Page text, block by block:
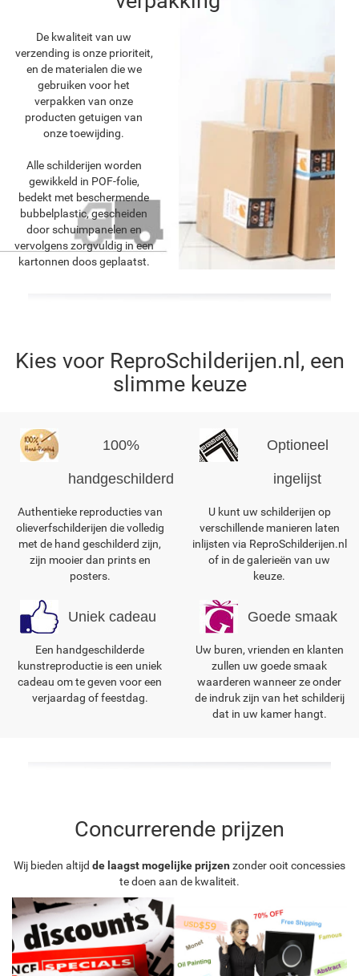
De kwaliteit van uw
verzending is onze prioriteit,
en de materialen die we
gebruiken voor het
verpakken van onze
producten getuigen van
onze toewijding.
Alle schilderijen worden
gewikkeld in POF-folie,
bedekt met beschermende
bubbelplastic, gescheiden
door schuimpanelen en
vervolgens zorgvuldig in een
kartonnen doos geplaatst.
Kies voor ReproSchilderijen.nl, een
slimme keuze
100%
handgeschilderd
Authentieke reproducties van
olieverfschilderijen die volledig
met de hand geschilderd zijn,
zijn mooier dan prints en
posters.
Optioneel
ingelijst
U kunt uw schilderijen op
verschillende manieren laten
inlijsten via ReproSchilderijen.nl
of in de galerieën van uw
keuze.
Uniek cadeau
Een handgeschilderde
kunstreproductie is een uniek
cadeau om te geven voor een
verjaardag of feestdag.
Goede smaak
Uw buren, vrienden en klanten
zullen uw goede smaak
waarderen wanneer ze onder
de indruk zijn van het schilderij
dat in uw kamer hangt.
Concurrerende prijzen
Wij bieden altijd de laagst mogelijke prijzen zonder ooit concessies
te doen aan de kwaliteit.